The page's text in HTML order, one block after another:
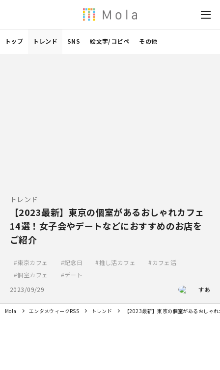
トップ トレンド SNS 絵文字/コピペ その他
トレンド
【2023最新】東京の個室があるおしゃれカフェ
14選！女子会やデートなどにおすすめのお店を
ご紹介
東京カフェ 記念日 推し活カフェ
カフェ活
個室カフェ
デート
2023/09/29
すあ
Mola エンタメウィークRSS トレンド 【2023最新】東京の個室があるおしゃ